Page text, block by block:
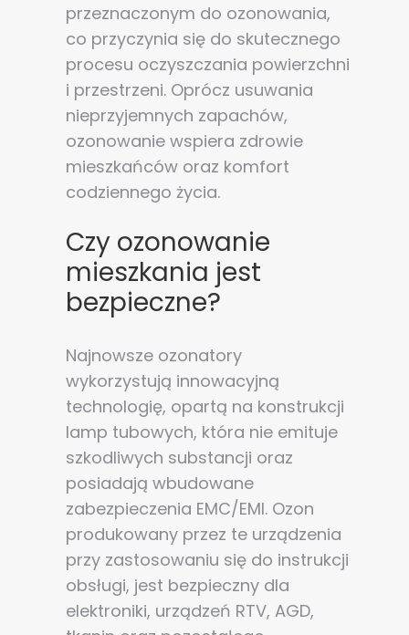
przeznaczonym do ozonowania,
co przyczynia się do skutecznego
procesu oczyszczania powierzchni
i przestrzeni. Oprócz usuwania
nieprzyjemnych zapachów,
ozonowanie wspiera zdrowie
mieszkańców oraz komfort
codziennego życia.
Czy ozonowanie
mieszkania jest
bezpieczne?
Najnowsze ozonatory
wykorzystują innowacyjną
technologię, opartą na konstrukcji
lamp tubowych, która nie emituje
szkodliwych substancji oraz
posiadają wbudowane
zabezpieczenia EMC/EMI. Ozon
produkowany przez te urządzenia
przy zastosowaniu się do instrukcji
obsługi, jest bezpieczny dla
elektroniki, urządzeń RTV, AGD,
Zgoda na pliki cookie
Cookies to małe pliki danych, które są
przechowywane na Twoim urządzeniu podczas